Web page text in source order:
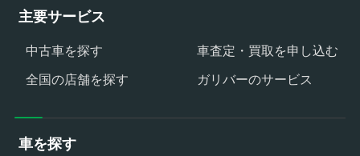
主要サービス
中古車を探す
車査定・買取を申し込む
全国の店舗を探す
ガリバーのサービス
車を探す